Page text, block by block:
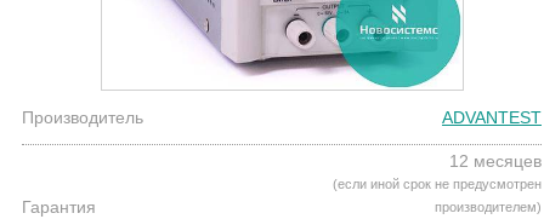
Производитель ADVANTEST
Гарантия
12 месяцев
(если иной срок не предусмотрен
производителем)